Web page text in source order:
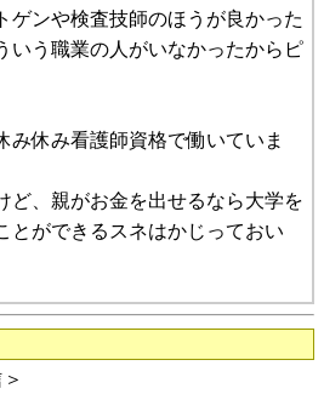
ゲンや検査技師のほうが良かった
いう職業の人がいなかったからピ
み休み看護師資格で働いていま
ど、親がお金を出せるなら大学を
とができるスネはかじっておい